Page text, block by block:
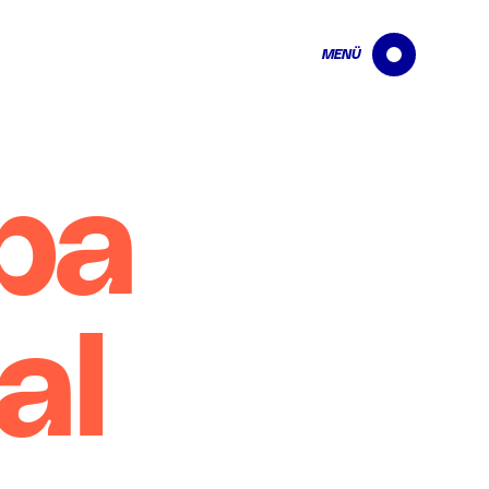
MENÜ